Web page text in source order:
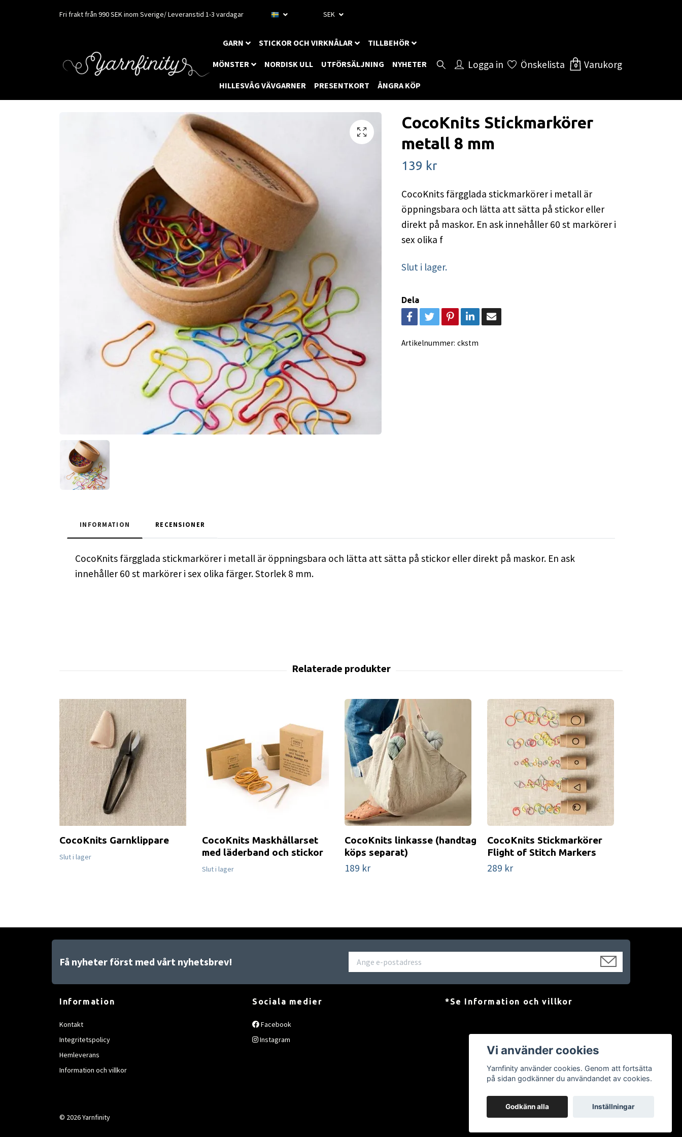
Fri frakt från 990 SEK inom Sverige/ Leveranstid 1-3 vardagar SEK
GARN STICKOR OCH VIRKNÅLAR TILLBEHÖR
MÖNSTER NORDISK ULL UTFÖRSÄLJNING NYHETER
HILLESVÅG VÄVGARNER PRESENTKORT ÅNGRA KÖP
Logga in Önskelista 0 Varukorg
CocoKnits Stickmarkörer
metall 8 mm
139 kr
CocoKnits färgglada stickmarkörer i metall är
öppningsbara och lätta att sätta på stickor eller
direkt på maskor. En ask innehåller 60 st markörer i
sex olika f
Slut i lager.
Dela
Artikelnummer: ckstm
INFORMATION RECENSIONER
CocoKnits färgglada stickmarkörer i metall är öppningsbara och lätta att sätta på stickor eller direkt på maskor. En ask
innehåller 60 st markörer i sex olika färger. Storlek 8 mm.
CocoKnits Garnklippare
Slut i lager
CocoKnits Maskhållarset
med läderband och stickor
Slut i lager
CocoKnits linkasse (handtag
köps separat)
189 kr
CocoKnits Stickmarkörer
Flight of Stitch Markers
289 kr
Få nyheter först med vårt nyhetsbrev!
Information
Kontakt
Integritetspolicy
Hemleverans
Information och villkor
Sociala medier
Facebook
Instagram
*Se Information och villkor
© 2026 Yarnfinity
Vi använder cookies
Yarnfinity använder cookies. Genom att fortsätta
på sidan godkänner du användandet av cookies.
Godkänn alla Inställningar